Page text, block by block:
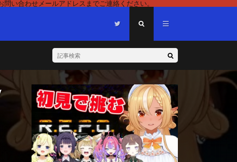
い合わせメールアドレスまでご連絡ください。